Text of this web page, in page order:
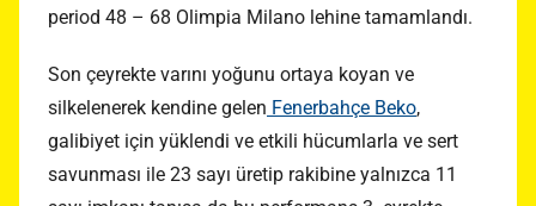
period 48 – 68 Olimpia Milano lehine tamamlandı.
Son çeyrekte varını yoğunu ortaya koyan ve
silkelenerek kendine gelen Fenerbahçe Beko,
galibiyet için yüklendi ve etkili hücumlarla ve sert
savunması ile 23 sayı üretip rakibine yalnızca 11